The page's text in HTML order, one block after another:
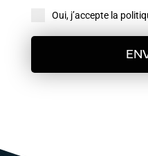
Oui, j’accepte la